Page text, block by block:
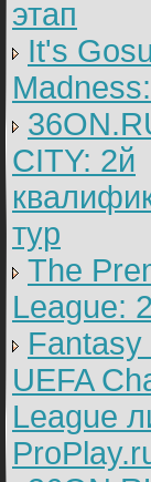
этап
It's
CITY: 2й
тур
The
League:
Fantasy
UEFA
League